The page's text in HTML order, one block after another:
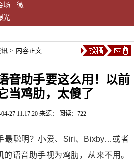
场
微
光
> 内容正文
音助手要这么用！以前
当鸡肋，太傻了
27 11:17:20 来源： 阅读：722
最聪明？小爱、Siri、Bixby…或者
语音助手视为鸡肋，从来不用。